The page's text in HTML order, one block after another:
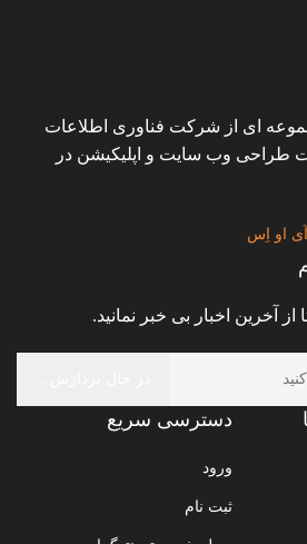
ای از شرکت فناوری اطلاعات
طراحی وب سایت و اپلیکیشن در
آخرین اخبار بی خبر نمانید.
دسترسی سریع
ورود
ثبت نام